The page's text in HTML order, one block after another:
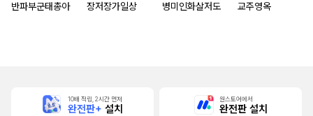
반파부군태총아 장저장가일상 병미인화살저도 교주영옥
10배 적립, 2시간 먼저
완전판+ 설치
원스토어에서
완전판 설치